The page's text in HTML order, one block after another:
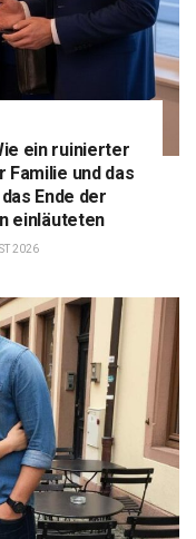
ein ruinierter
und das
Ende der
einläuteten
2026